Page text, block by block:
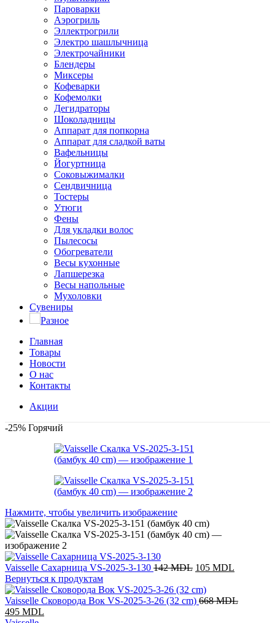
Пароварки
Аэрогриль
Эллектрогрили
Электро шашлычница
Электрочайники
Блендеры
Миксеры
Кофеварки
Кофемолки
Дегидраторы
Шоколадницы
Аппарат для попкорна
Аппарат для сладкой ваты
Вафельницы
Йогуртница
Соковыжималки
Сендвичница
Тостеры
Утюги
Фены
Для укладки волос
Пылесосы
Обогреватели
Весы кухонные
Лапшерезка
Весы напольные
Мухоловки
Сувениры
Разное
Главная
Товары
Новости
О нас
Контакты
Акции
-25% Горячий
Нажмите, чтобы увеличить изображение
Vaisselle Сахарница VS-2025-3-130 142MDL 105 MDL
Вернуться к продуктам
Vaisselle Сковорода Вок VS-2025-3-26 (32 cm) 668MDL
495 MDL